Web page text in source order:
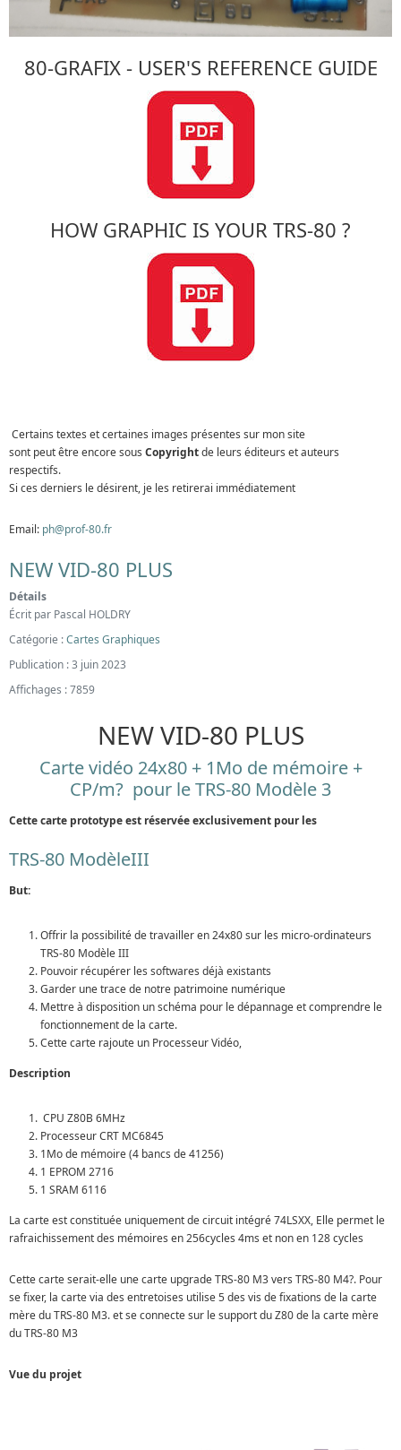
80-GRAFIX - USER'S REFERENCE GUIDE
HOW GRAPHIC IS YOUR TRS-80 ?
Certains textes et certaines images présentes sur mon site
sont peut être encore sous Copyrightde leurs éditeurs et auteurs
respectifs.
Si ces derniers le désirent, je les retirerai immédiatement
Email: ph@prof-80.fr
NEW VID-80 PLUS
Détails
Écrit par Pascal HOLDRY
Catégorie :Cartes Graphiques
Publication : 3 juin 2023
Affichages : 7859
NEW VID-80 PLUS
Carte vidéo 24x80 + 1Mo de mémoire +
CP/m? pour le TRS-80 Modèle 3
Cette carte prototype est réservée exclusivement pour les
TRS-80 ModèleIII
But:
Offrir la possibilité de travailler en 24x80 sur les micro-ordinateurs
TRS-80 Modèle III
Pouvoir récupérer les softwares déjà existants
Garder une trace de notre patrimoine numérique
Mettre à disposition un schéma pour le dépannage et comprendre le
fonctionnement de la carte.
Cette carte rajoute un Processeur Vidéo,
Description
CPU Z80B 6MHz
Processeur CRT MC6845
1Mo de mémoire (4 bancs de 41256)
1 EPROM 2716
1 SRAM 6116
La carte est constituée uniquement de circuit intégré 74LSXX, Elle permet le
rafraichissement des mémoires en 256cycles 4ms et non en 128 cycles
Cette carte serait-elle une carte upgrade TRS-80 M3 vers TRS-80 M4?. Pour
se fixer, la carte via des entretoises utilise 5 des vis de fixations de la carte
mère du TRS-80 M3. et se connecte sur le support du Z80 de la carte mère
du TRS-80 M3
Vue du projet